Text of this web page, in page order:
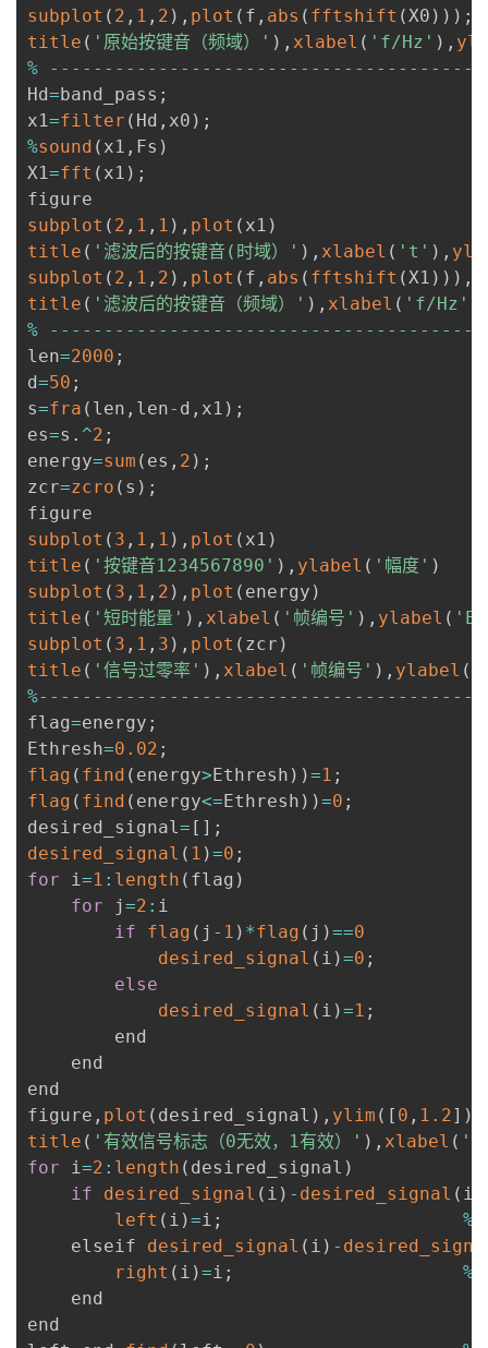
subplot ( 2 , 1 , 2 ) , plot ( f , abs ( fftshift (X0 ) ) ) ;
title ( '原始按键音（频域）' ) , xlabel ( 'f/Hz' ) ,
%
-- -- -- -- -- -- -- -- -- -- -- -- -- -- -- -- -- -- -- --
Hd=band_pass ;
x1=filter ( Hd , x0 ) ;
%sound ( x1 , Fs )
X1=fft ( x1 ) ;
subplot ( 2 , 1 , 1 ) , plot ( x1 )
title ( '滤波后的按键音(时域）' ) , xlabel ( 't' ) ,
subplot ( 2 , 1 , 2 ) , plot ( f , abs ( fftshift (X1 ) ) ) ,
title ( '滤波后的按键音（频域）' ) , xlabel ( 'f/Hz'
%
-- -- -- -- -- -- -- -- -- -- -- -- -- -- -- -- -- -- -- --
len=2000 ;
d=50 ;
s=fra ( len , len- d , x1 ) ;
es=s . ^2 ;
energy=sum ( es , 2 ) ;
zcr=zcro ( s ) ;
subplot ( 3 , 1 , 1 ) , plot ( x1 )
title ( '按键音1234567890' ) , ylabel ( '幅度' )
subplot ( 3 , 1 , 2 ) , plot ( energy )
title ( '短时能量' ) , xlabel ( '帧编号' ) , ylabel ( 'E'
subplot ( 3 , 1 , 3 ) , plot ( zcr )
title ( '信号过零率' ) , xlabel ( '帧编号' ) , ylabel (
%-- -- -- -- -- -- -- -- -- -- -- -- -- -- -- -- -- -- -- --
flag=energy ;
Ethresh=0.02 ;
flag ( find ( energy>Ethresh ) )=1 ;
flag ( find ( energy<=Ethresh ) )=0 ;
desired_signal= [ ] ;
desired_signal ( 1 )=0 ;
for i=1 : length ( flag )
for j =2 : i
if
flag ( j - 1 ) *flag ( j )==0
desired_signal ( i )=0 ;
else
desired_signal ( i )=1 ;
        end
    end
end
figure , plot ( desired_signal ) , ylim ( [ 0 , 1.2] )
title ( '有效信号标志（0无效，1有效）' ) , xlabel ( '
for i=2 : length ( desired_signal )
if
desired_signal ( i ) - desired_signal ( i
left ( i )=i ; %
    elseif
desired_signal ( i ) -
right ( i )=i ; %
    end
end